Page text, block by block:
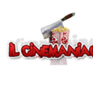
contenuto